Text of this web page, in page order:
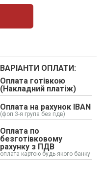
ВАРІАНТИ ОПЛАТИ:
Оплата готівкою
(Накладний платіж)
Оплата на рахунок IBAN
(фоп 3-я група без пдв)
Оплата по
безготівковому
рахунку з ПДВ
оплата картою будь-якого банку